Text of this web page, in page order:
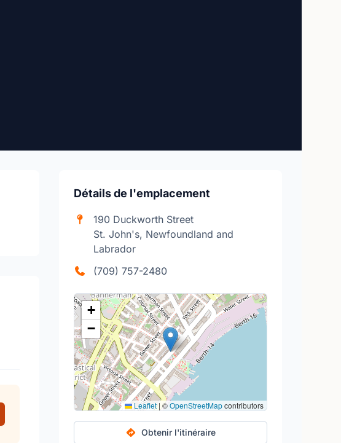
Détails de l'emplacement
190 Duckworth Street
St. John's, Newfoundland and
Labrador
(709) 757-2480
+
−
Leaflet | ©OpenStreetMapcontributors
Obtenir l'itinéraire